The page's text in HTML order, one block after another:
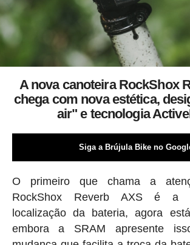
A nova canoteira RockShox
chega com nova estética,
air" e tecnologia
Siga a Brújula Bike no
O primeiro que chama a
RockShox Reverb AXS é a
localização da bateria, agora
embora a SRAM apresente